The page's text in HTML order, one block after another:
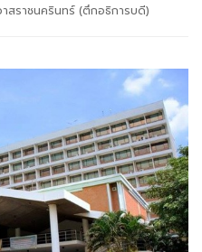
สราชนครินทร์ (ตึกอธิการบดี)